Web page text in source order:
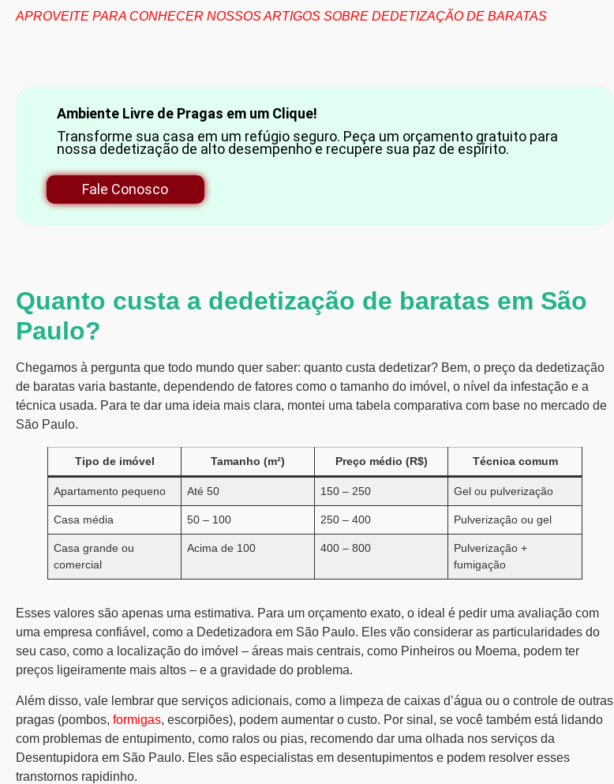
APROVEITE PARA CONHECER NOSSOS ARTIGOS SOBRE DEDETIZAÇÃO DE BARATAS
Ambiente Livre de Pragas em um Clique!
Transforme sua casa em um refúgio seguro. Peça um orçamento gratuito para
nossa dedetização de alto desempenho e recupere sua paz de espírito.
Fale Conosco
Quanto custa a dedetização de baratas em São
Paulo?
Chegamos à pergunta que todo mundo quer saber: quanto custa dedetizar? Bem, o preço da dedetização
de baratas varia bastante, dependendo de fatores como o tamanho do imóvel, o nível da infestação e a
técnica usada. Para te dar uma ideia mais clara, montei uma tabela comparativa com base no mercado de
São Paulo.
Tipo de imóvel Tamanho (m²) Preço médio (R$) Técnica comum
Apartamento pequeno Até 50 150 – 250 Gel ou pulverização
Casa média 50 – 100 250 – 400 Pulverização ou gel
Casa grande ou
comercial
Acima de 100 400 – 800
Pulverização +
fumigação
Esses valores são apenas uma estimativa. Para um orçamento exato, o ideal é pedir uma avaliação com
uma empresa confiável, como a Dedetizadora em São Paulo. Eles vão considerar as particularidades do
seu caso, como a localização do imóvel – áreas mais centrais, como Pinheiros ou Moema, podem ter
preços ligeiramente mais altos – e a gravidade do problema.
Além disso, vale lembrar que serviços adicionais, como a limpeza de caixas d’água ou o controle de outras
pragas (pombos, formigas, escorpiões), podem aumentar o custo. Por sinal, se você também está lidando
com problemas de entupimento, como ralos ou pias, recomendo dar uma olhada nos serviços da
Desentupidora em São Paulo. Eles são especialistas em desentupimentos e podem resolver esses
transtornos rapidinho.